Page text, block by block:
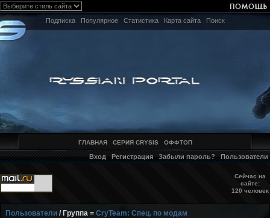
Подписка Популярное Статистика Карта сайта Поиск
ГЛАВНАЯ СЕРИЯ CRYSIS ОФФТОП
Вход Регистрация Забыли пароль? Пользователи
Сейчас на
сайте:
120 человек
Пользователи / Группа = CryTeam: Спец. по модам